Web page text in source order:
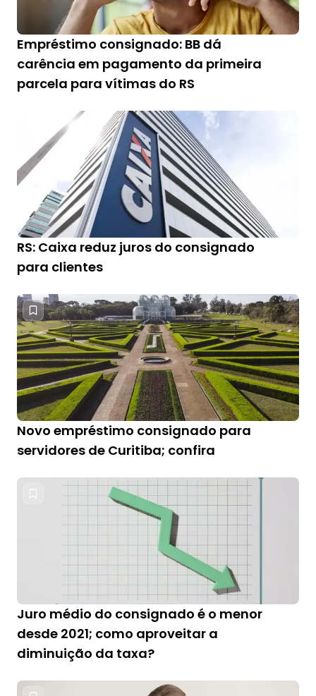
Empréstimo consignado: BB dá
carência em pagamento da primeira
parcela para vítimas do RS
RS: Caixa reduz juros do consignado
para clientes
Novo empréstimo consignado para
servidores de Curitiba; confira
Juro médio do consignado é o menor
desde 2021; como aproveitar a
diminuição da taxa?